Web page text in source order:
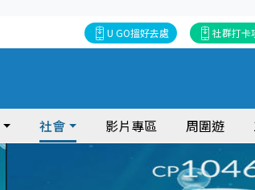
社群打卡
U GO搵好去處
社會 影片專區 周圍遊